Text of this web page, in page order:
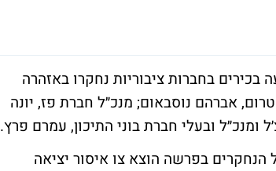
בחברות ציבוריות נחקרו באזהרה
אברהם נוסבאום; מנכ״ל חברת פז, יונה
ובעלי חברת בוני התיכון, עמרם פרץ.
הנחקרים בפרשה הוצא צו איסור יציאה